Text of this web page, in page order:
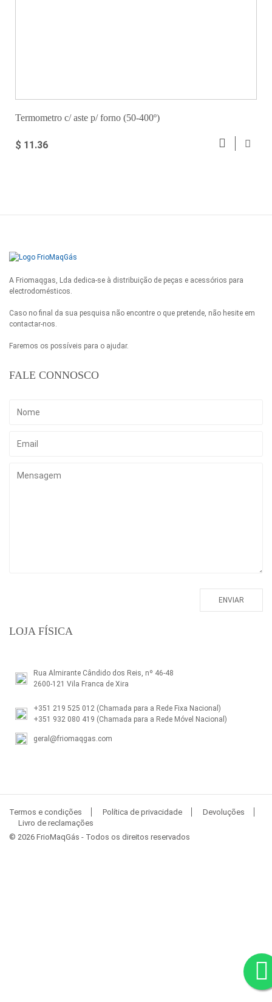
Termometro c/ aste p/ forno (50-400º)
$ 11.36
A Friomaqgas, Lda dedica-se à distribuição de peças e acessórios para
electrodomésticos.
Caso no final da sua pesquisa não encontre o que pretende, não hesite em
contactar-nos.
Faremos os possíveis para o ajudar.
FALE CONNOSCO
LOJA FÍSICA
Rua Almirante Cândido dos Reis, nº 46-48
2600-121 Vila Franca de Xira
+351 219 525 012 (Chamada para a Rede Fixa Nacional)
+351 932 080 419 (Chamada para a Rede Móvel Nacional)
geral@friomaqgas.com
Termos e condições Política de privacidade
Devoluções
Livro de reclamações
© 2026 FrioMaqGás - Todos os direitos reservados